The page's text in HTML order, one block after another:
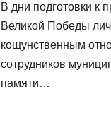
В дни подготовки к
Великой Победы
кощунственным
сотрудников
памяти…